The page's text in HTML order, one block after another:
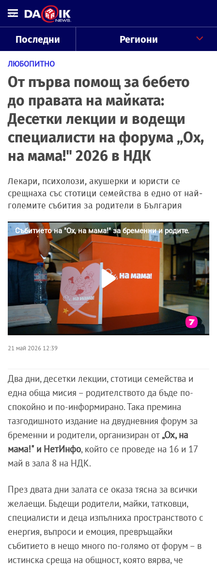
Последни Региони
ЛЮБОПИТНО
От първа помощ за бебето
до правата на майката:
Десетки лекции и водещи
специалисти на форума „Ох,
на мама!" 2026 в НДК
Лекари, психолози, акушерки и юристи се
срещнаха със стотици семейства в едно от най-
големите събития за родители в България
21 май 2026 12:39
Два дни, десетки лекции, стотици семейства и
една обща мисия – родителството да бъде по-
спокойно и по-информирано. Така премина
тазгодишното издание на двудневния форум за
бременни и родители, организиран от„Ох, на
мама!" и НетИнфо, който се проведе на 16 и 17
май в зала 8 на НДК.
През двата дни залата се оказа тясна за всички
желаещи. Бъдещи родители, майки, татковци,
специалисти и деца изпълниха пространството с
енергия, въпроси и емоция, превръщайки
събитието в нещо много по-голямо от форум – в
истинска среща на общност, която вярва, че